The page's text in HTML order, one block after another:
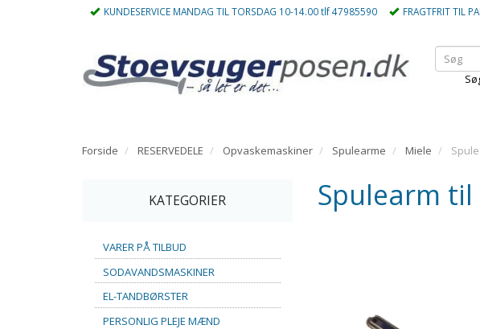
KUNDESERVICE MANDAG TIL TORSDAG 10-14.00 tlf 47985590 FRAGTFRIT TIL
Forside RESERVEDELE Opvaskemaskiner Spulearme Miele
KATEGORIER
VARER PÅ TILBUD
SODAVANDSMASKINER
EL-TANDBØRSTER
PERSONLIG PLEJE MÆND
Spulearm til